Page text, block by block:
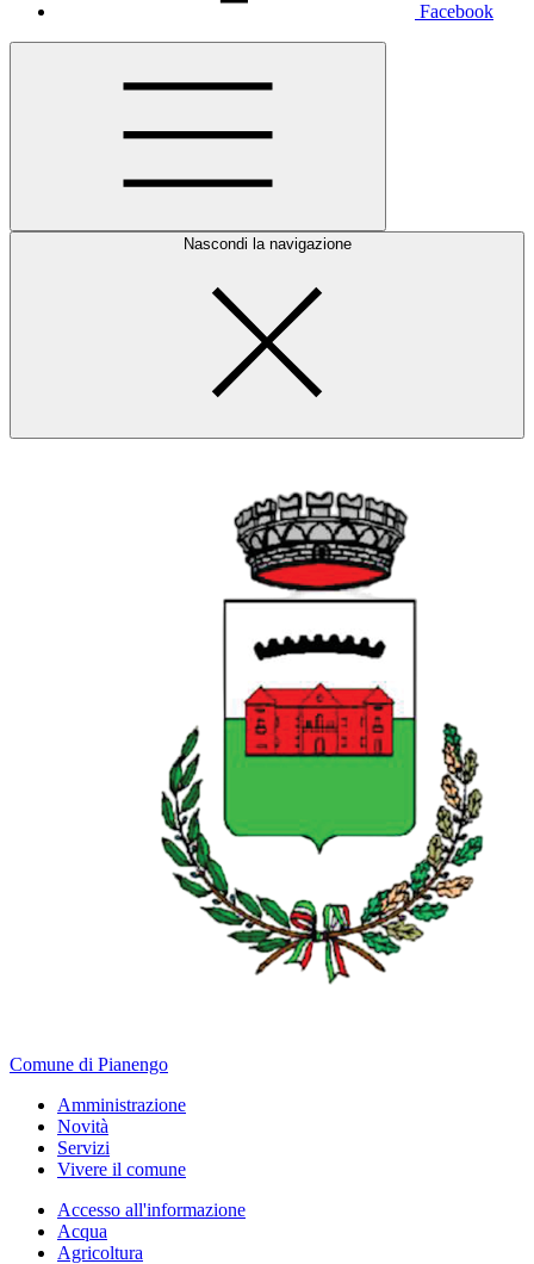
Facebook
Nascondi la navigazione
Comune di Pianengo
Amministrazione
Novità
Servizi
Vivere il comune
Accesso all'informazione
Acqua
Agricoltura